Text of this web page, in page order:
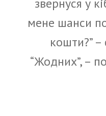
мене шанси
кошти?”
“Жодних”, –